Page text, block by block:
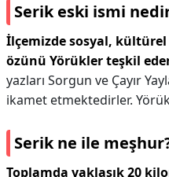
Serik eski ismi
İlçemizde sosyal, kültürel
özünü Yörükler teşkil
yazları Sorgun ve Çayır
ikamet etmektedirler.
Serik ne ile
Toplamda yaklaşık 20